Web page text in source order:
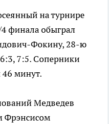
на турнире
финала обыграл
Фокину, 28-ю
7:5. Соперники
46 минут.
Медведев
Фрэнсисом